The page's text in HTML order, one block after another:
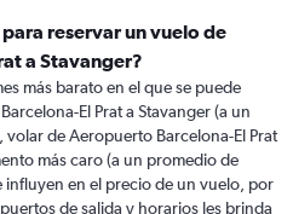
reservar un vuelo de
a Stavanger?
más barato en el que se puede
El Prat a Stavanger (a un
de Aeropuerto Barcelona-El Prat
más caro (a un promedio de
influyen en el precio de un vuelo, por
de salida y horarios les brinda